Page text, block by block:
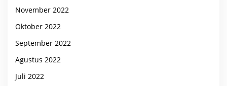
November 2022
Oktober 2022
September 2022
Agustus 2022
Juli 2022